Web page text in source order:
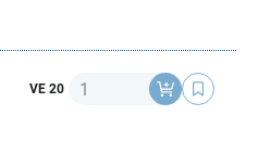
VE 20 Anzahl